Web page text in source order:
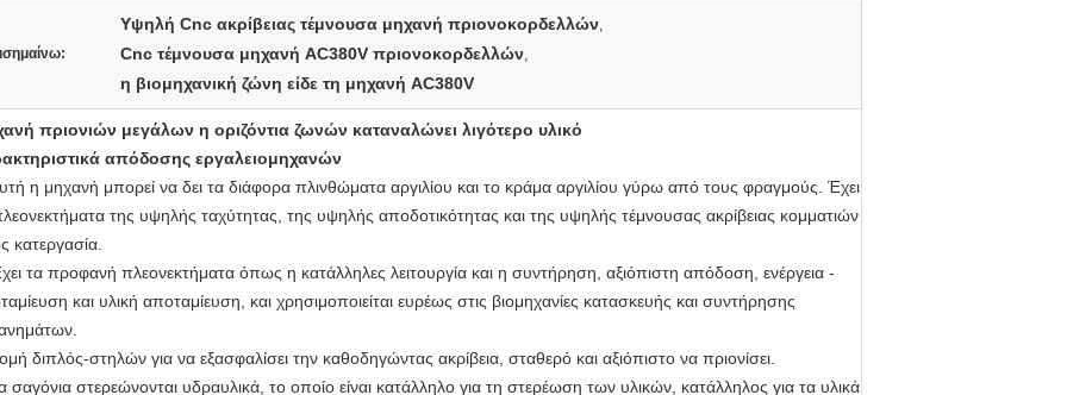
Υψηλή Cnc ακρίβειας τέμνουσα μηχανή πριονοκορδελλών,
Cnc τέμνουσα μηχανή AC380V πριονοκορδελλών,
η βιομηχανική ζώνη είδε τη μηχανή AC380V
πριονιών μεγάλων η οριζόντια ζωνών καταναλώνει λιγότερο υλικό
απόδοσης εργαλειομηχανών
η μηχανή μπορεί να δει τα διάφορα πλινθώματα αργιλίου και το κράμα αργιλίου γύρω από τους φραγμούς. Έχει
της υψηλής ταχύτητας, της υψηλής αποδοτικότητας και της υψηλής τέμνουσας ακρίβειας κομματιών
κατεργασία.
τα προφανή πλεονεκτήματα όπως η κατάλληλες λειτουργία και η συντήρηση, αξιόπιστη απόδοση, ενέργεια -
και υλική αποταμίευση, και χρησιμοποιείται ευρέως στις βιομηχανίες κατασκευής και συντήρησης
διπλός-στηλών για να εξασφαλίσει την καθοδηγώντας ακρίβεια, σταθερό και αξιόπιστο να πριονίσει.
σαγόνια στερεώνονται υδραυλικά, το οποίο είναι κατάλληλο για τη στερέωση των υλικών, κατάλληλος για τα υλικά